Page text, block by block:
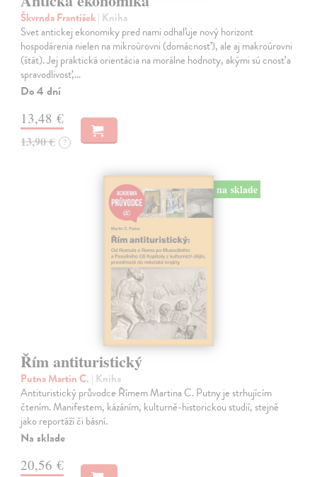
Škvrnda František| Kniha
Svet antickej ekonomiky pred nami odhaľuje nový horizont
hospodárenia nielen na mikroúrovni (domácnosť), ale aj makroúrovni
(štát). Jej praktická orientácia na morálne hodnoty, akými sú cnosť a
spravodlivosť,…
Do 4 dní
13,48 €
13,90 € ?
na sklade
Řím antituristický
Putna Martin C. | Kniha
Antituristický průvodce Římem Martina C. Putny je strhujícím
čtením. Manifestem, kázáním, kulturně-historickou studií, stejně
jako reportáží či básní.
Na sklade
20,56 €